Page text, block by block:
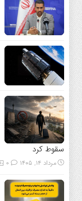
سقوط کرد
مرداد ۱۴, ۱۴۰۵